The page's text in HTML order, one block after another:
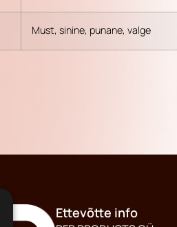
Must, sinine, punane, valge
Ettevõtte info